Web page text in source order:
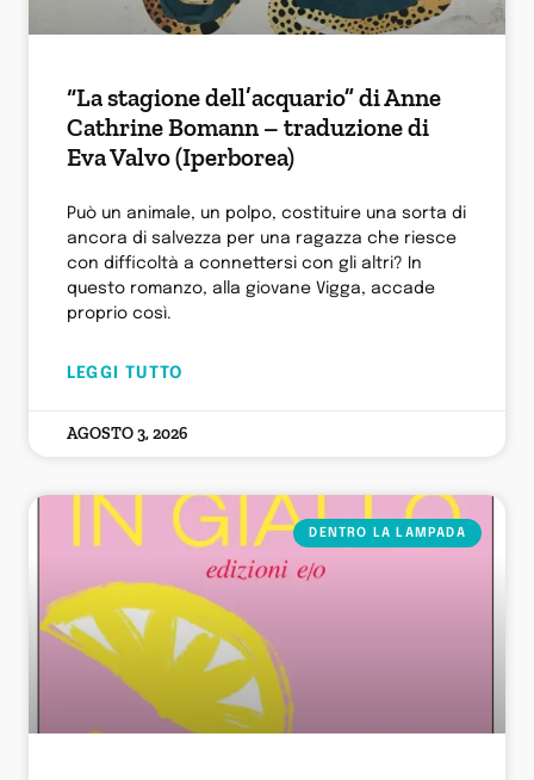
“La stagione dell’acquario” di Anne
Cathrine Bomann – traduzione di
Eva Valvo (Iperborea)
Può un animale, un polpo, costituire una sorta di
ancora di salvezza per una ragazza che riesce
con difficoltà a connettersi con gli altri? In
questo romanzo, alla giovane Vigga, accade
proprio così.
LEGGI TUTTO
AGOSTO 3, 2026
DENTRO LA LAMPADA